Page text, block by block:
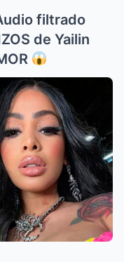
filtrado
de Yailin